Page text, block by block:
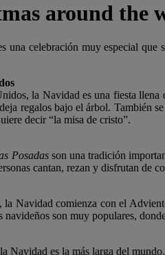
around the
una celebración muy especial que
la Navidad es una fiesta
regalos bajo el árbol. También
decir “la misa de cristo”.
Posadasson una tradición
cantan, rezan y disfrutan de
la Navidad comienza con el
navideños son muy populares,
Navidad es la más larga del